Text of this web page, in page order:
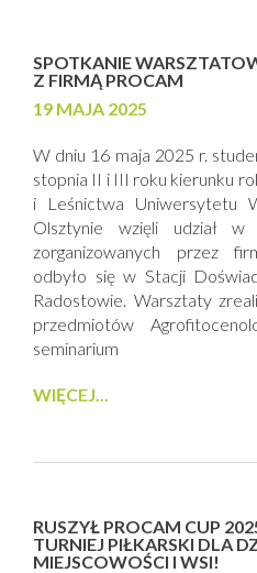
SPOTKANIE
Z FIRMĄ PROCAM
19 MAJA 2025
W dniu 16 maja 2025 r.
stopnia II i III roku kierunku
i Leśnictwa Uniwersytetu
Olsztynie wzięli udział w
zorganizowanych przez
odbyło się w Stacji
Radostowie. Warsztaty
przedmiotów
seminarium
WIĘCEJ...
RUSZYŁ PROCAM CUP
TURNIEJ PIŁKARSKI DLA
MIEJSCOWOŚCI I WSI!